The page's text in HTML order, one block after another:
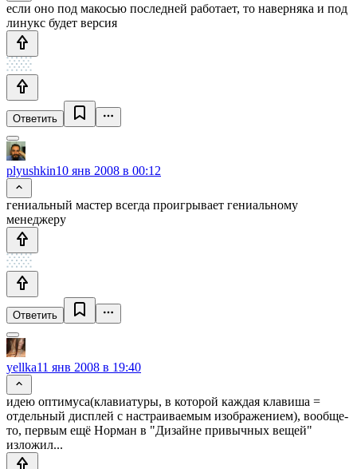
если оно под макосью последней работает, то наверняка и под
линукс будет версия
Ответить
plyushkin10 янв 2008 в 00:12
гениальный мастер всегда проигрывает гениальному
менеджеру
Ответить
yellka11 янв 2008 в 19:40
идею оптимуса(клавиатуры, в которой каждая клавиша =
отдельный дисплей с настраиваемым изображением), вообще-
то, первым ещё Норман в "Дизайне привычных вещей"
изложил...